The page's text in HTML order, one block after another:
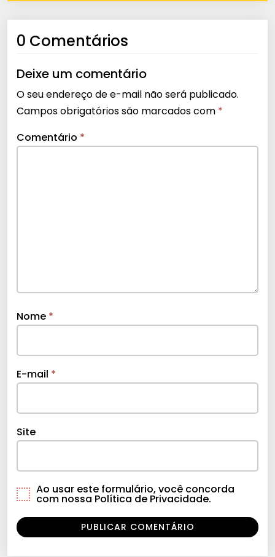
0 Comentários
Deixe um comentário
O seu endereço de e-mail não será publicado.
Campos obrigatórios são marcados com *
Comentário *
Nome *
E-mail *
Site
Ao usar este formulário, você concorda
com nossa Política de Privacidade.